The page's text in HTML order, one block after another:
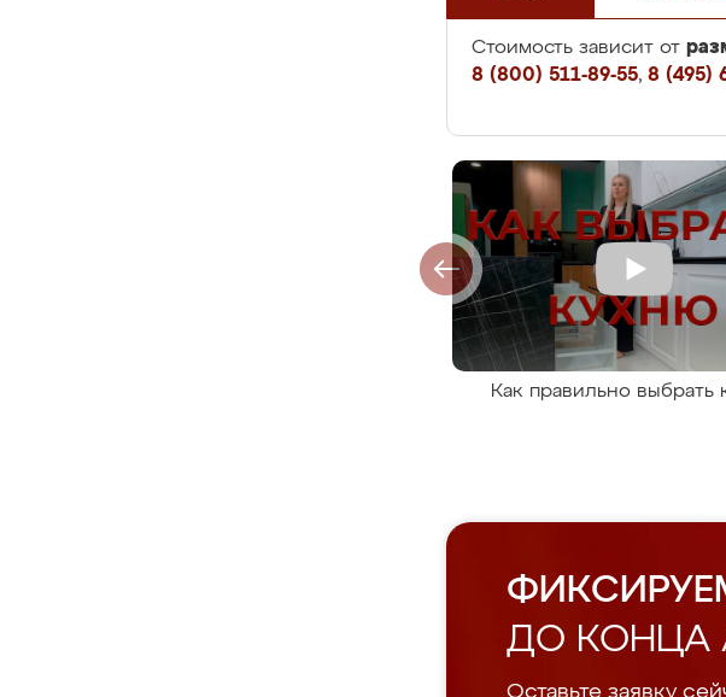
Стоимость зависит от
8 (800) 511-89-55, 8 (495)
Как правильно выбрать
ДО КОНЦА
Оставьте заявку